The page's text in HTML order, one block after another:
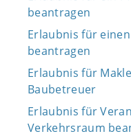
beantragen
Erlaubnis für
beantragen
Erlaubnis für
Baubetreuer
Erlaubnis für
Verkehrsraum